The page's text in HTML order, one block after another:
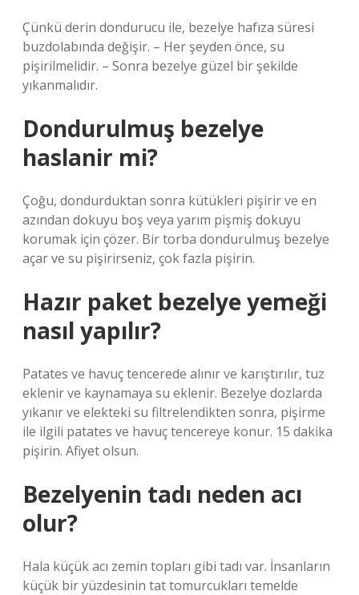
Çünkü derin dondurucu ile, bezelye hafıza süresi
buzdolabında değişir. – Her şeyden önce, su
pişirilmelidir. – Sonra bezelye güzel bir şekilde
yıkanmalıdır.
Dondurulmuş bezelye
haslanir mi?
Çoğu, dondurduktan sonra kütükleri pişirir ve en
azından dokuyu boş veya yarım pişmiş dokuyu
korumak için çözer. Bir torba dondurulmuş bezelye
açar ve su pişirirseniz, çok fazla pişirin.
Hazır paket bezelye yemeği
nasıl yapılır?
Patates ve havuç tencerede alınır ve karıştırılır, tuz
eklenir ve kaynamaya su eklenir. Bezelye dozlarda
yıkanır ve elekteki su filtrelendikten sonra, pişirme
ile ilgili patates ve havuç tencereye konur. 15 dakika
pişirin. Afiyet olsun.
Bezelyenin tadı neden acı
olur?
Hala küçük acı zemin topları gibi tadı var. İnsanların
küçük bir yüzdesinin tat tomurcukları temelde